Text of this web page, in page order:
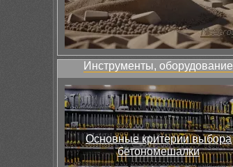
Инструменты, оборудование
Основные критерии выбора
бетономешалки